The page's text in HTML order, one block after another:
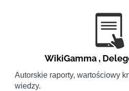
WikiGamma ,
Autorskie raporty, wartościowy
wiedzy.